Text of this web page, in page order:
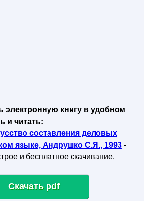
электронную книгу в удобном
и читать:
составления деловых
языке, Андрушко С.Я., 1993-
и бесплатное скачивание.
Скачать pdf